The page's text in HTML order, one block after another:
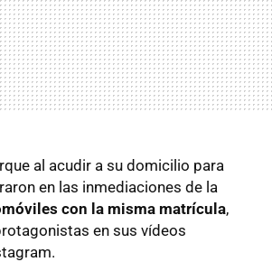
al acudir a su domicilio para
en las inmediaciones de la
con la misma matrícula,
en sus vídeos